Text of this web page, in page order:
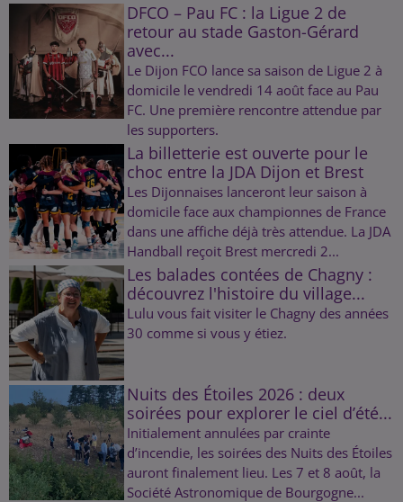
DFCO – Pau FC : la Ligue 2 de
retour au stade Gaston-Gérard
avec...
Le Dijon FCO lance sa saison de Ligue 2 à
domicile le vendredi 14 août face au Pau
FC. Une première rencontre attendue par
les supporters.
La billetterie est ouverte pour le
choc entre la JDA Dijon et Brest
Les Dijonnaises lanceront leur saison à
domicile face aux championnes de France
dans une affiche déjà très attendue. La JDA
Handball reçoit Brest mercredi 2...
Les balades contées de Chagny :
découvrez l'histoire du village...
Lulu vous fait visiter le Chagny des années
30 comme si vous y étiez.
Nuits des Étoiles 2026 : deux
soirées pour explorer le ciel d’été...
Initialement annulées par crainte
d’incendie, les soirées des Nuits des Étoiles
auront finalement lieu. Les 7 et 8 août, la
Société Astronomique de Bourgogne...